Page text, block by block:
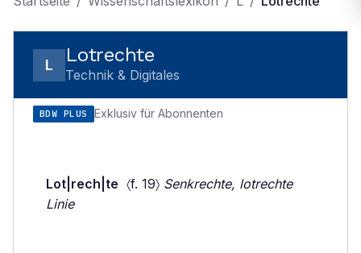
L Lotrechte
Technik & Digitales
BDW PLUS Exklusiv für Abonnenten
Lot|rech|te 〈f. 19〉 Senkrechte, lotrechte
Linie